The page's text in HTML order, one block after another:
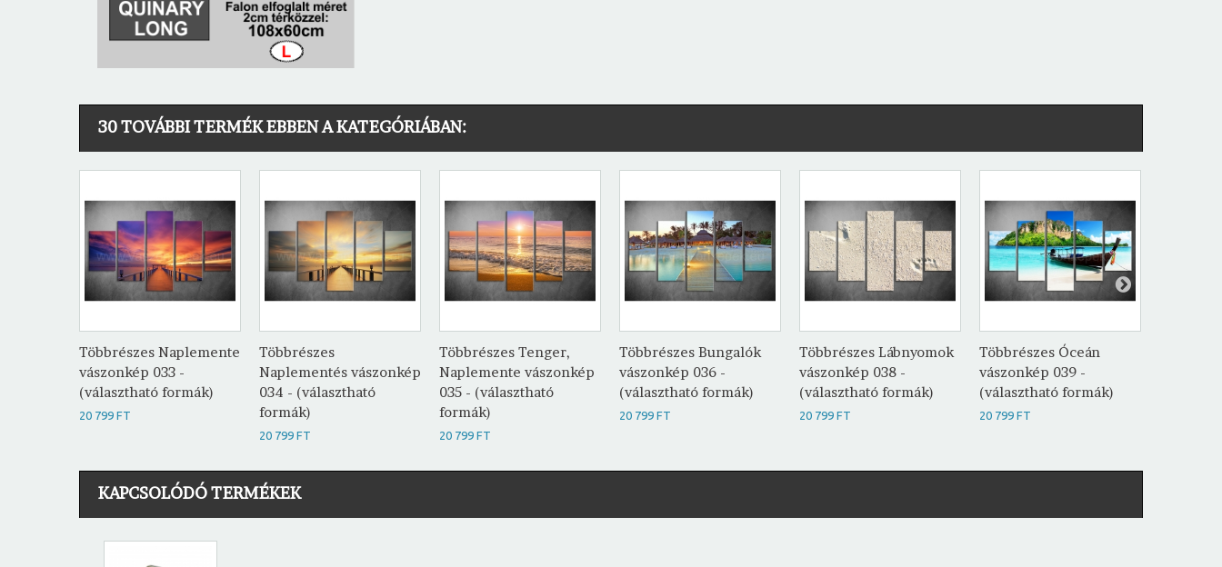
30 TOVÁBBI TERMÉK EBBEN A KATEGÓRIÁBAN:
Többrészes Naplemente
vászonkép 033 -
(választható formák)
20 799 FT
Többrészes
Naplementés vászonkép
034 - (választható
formák)
20 799 FT
Többrészes Tenger,
Naplemente vászonkép
035 - (választható
formák)
20 799 FT
Többrészes Bungalók
vászonkép 036 -
(választható formák)
20 799 FT
Többrészes Lábnyomok
vászonkép 038 -
(választható formák)
20 799 FT
Többrészes Óceán
vászonkép 039 -
(választható formák)
20 799 FT
KAPCSOLÓDÓ TERMÉKEK